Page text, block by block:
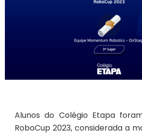
Alunos do Colégio Etapa
RoboCup 2023, considerada a